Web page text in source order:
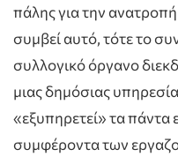
πάλης για την
συμβεί αυτό, τότε το
συλλογικό όργανο
μιας δημόσιας
«εξυπηρετεί» τα πάντα
συμφέροντα των